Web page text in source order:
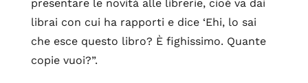
presentare le novità alle librerie, cioè va dai
librai con cui ha rapporti e dice ‘Ehi, lo sai
che esce questo libro? È fighissimo. Quante
copie vuoi?”.